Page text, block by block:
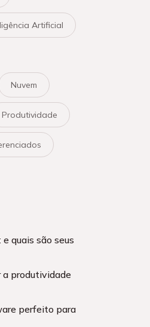
Artificial
Nuvem
Produtividade
quais são seus
produtividade
perfeito para